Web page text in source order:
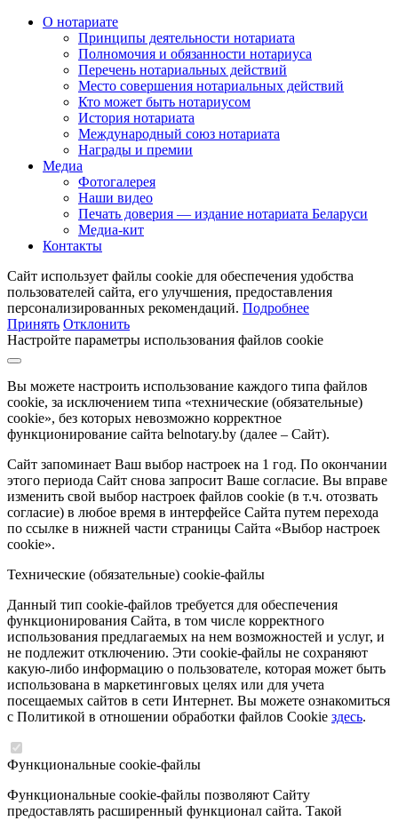
О нотариате
Принципы деятельности нотариата
Полномочия и обязанности нотариуса
Перечень нотариальных действий
Место совершения нотариальных действий
Кто может быть нотариусом
История нотариата
Международный союз нотариата
Награды и премии
Медиа
Фотогалерея
Наши видео
Печать доверия — издание нотариата Беларуси
Медиа-кит
Контакты
Сайт использует файлы cookie для обеспечения удобства
пользователей сайта, его улучшения, предоставления
персонализированных рекомендаций. Подробнее
Принять Отклонить
Настройте параметры использования файлов cookie
Вы можете настроить использование каждого типа файлов
cookie, за исключением типа «технические (обязательные)
cookie», без которых невозможно корректное
функционирование сайта belnotary.by (далее – Сайт).
Сайт запоминает Ваш выбор настроек на 1 год. По окончании
этого периода Сайт снова запросит Ваше согласие. Вы вправе
изменить свой выбор настроек файлов cookie (в т.ч. отозвать
согласие) в любое время в интерфейсе Сайта путем перехода
по ссылке в нижней части страницы Сайта «Выбор настроек
cookie».
Технические (обязательные) cookie-файлы
Данный тип cookie-файлов требуется для обеспечения
функционирования Сайта, в том числе корректного
использования предлагаемых на нем возможностей и услуг, и
не подлежит отключению. Эти cookie-файлы не сохраняют
какую-либо информацию о пользователе, которая может быть
использована в маркетинговых целях или для учета
посещаемых сайтов в сети Интернет. Вы можете ознакомиться
с Политикой в отношении обработки файлов Cookie здесь.
Функциональные cookie-файлы
Функциональные cookie-файлы позволяют Сайту
предоставлять расширенный функционал сайта. Такой